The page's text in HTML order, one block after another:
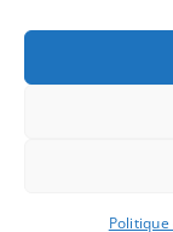
Mentions
Politique de